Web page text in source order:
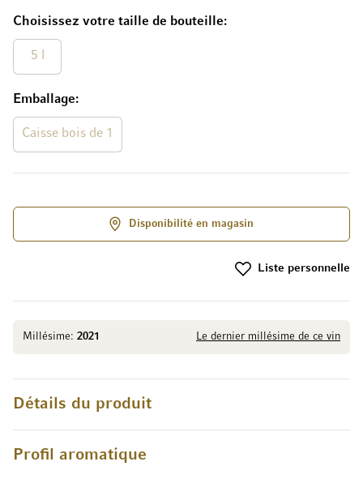
Millésime: 2021 Le dernier millésime de ce vin
Choisissez votre taille de bouteille
5 l
Emballage
Caisse bois de 1
Disponibilité en magasin
Liste personnelle
Détails du produit
Profil aromatique